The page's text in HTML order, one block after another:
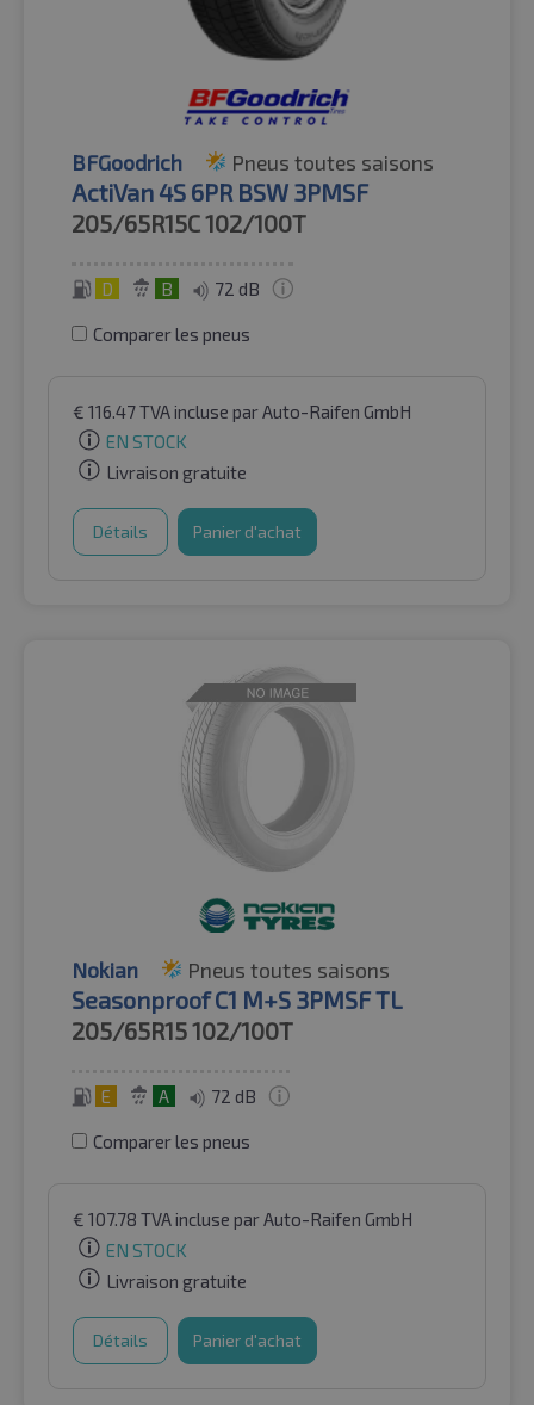
BFGoodrich Pneus toutes saisons
ActiVan 4S 6PR BSW 3PMSF
205/65R15C102/100T
D B 72 dB
Comparer les pneus
€ 116.47TVA incluse par Auto-Raifen GmbH
EN STOCK
Livraison gratuite
Détails Panier d'achat
Nokian Pneus toutes saisons
Seasonproof C1 M+S 3PMSF TL
205/65R15102/100T
E A 72 dB
Comparer les pneus
€ 107.78 TVA incluse par Auto-Raifen GmbH
EN STOCK
Livraison gratuite
Détails Panier d'achat